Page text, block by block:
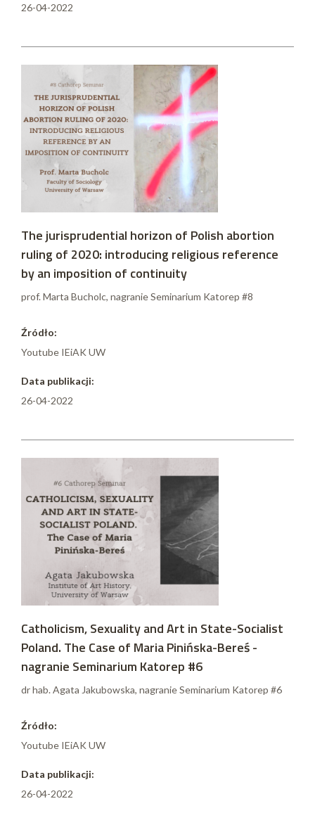
26-04-2022
The jurisprudential horizon of Polish abortion
ruling of 2020: introducing religious reference
by an imposition of continuity
prof. Marta Bucholc, nagranie Seminarium Katorep #8
Źródło:
Youtube IEiAK UW
Data publikacji:
26-04-2022
Catholicism, Sexuality and Art in State-Socialist
Poland. The Case of Maria Pinińska-Bereś -
nagranie Seminarium Katorep #6
dr hab. Agata Jakubowska, nagranie Seminarium Katorep #6
Źródło:
Youtube IEiAK UW
Data publikacji:
26-04-2022